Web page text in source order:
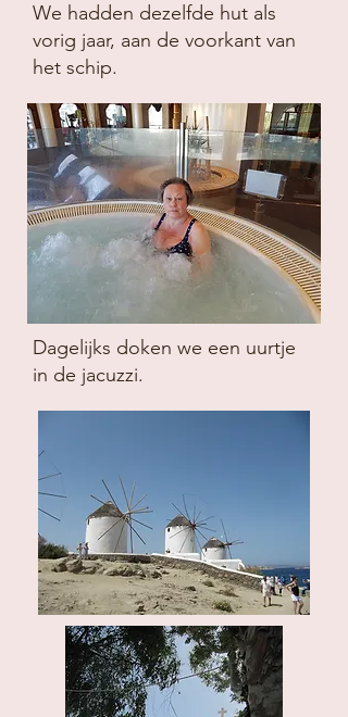
We hadden dezelfde hut als
vorig jaar, aan de voorkant van
het schip.
Dagelijks doken we een uurtje
in de jacuzzi.